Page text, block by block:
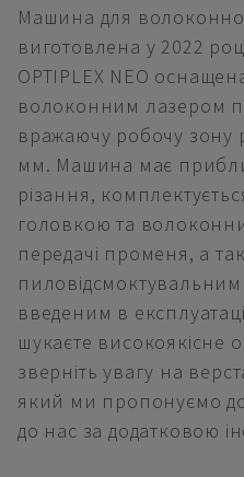
Машина для
виготовлена у 2022
OPTIPLEX NEO
волоконним лазером
вражаючу робочу зону
мм. Машина має
різання,
головкою та
передачі променя, а
пиловідсмоктувальним
введеним в
шукаєте високоякісне
зверніть увагу на
який ми пропонуємо
до нас за додатковою